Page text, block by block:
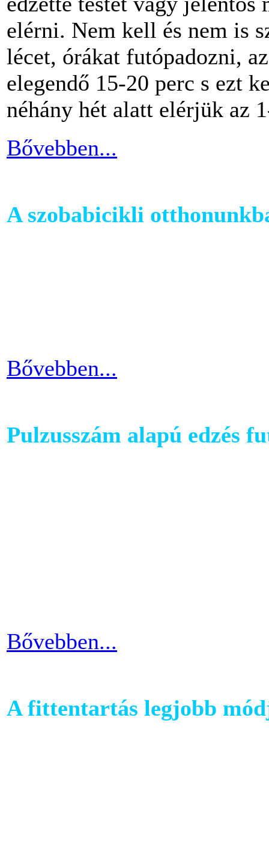
elérni. Nem kell és nem is
lécet, órákat futópadozni,
elegendő 15-20 perc s ezt
néhány hét alatt elérjük az
Bővebben...
A szobabicikli
Bővebben...
Pulzusszám alapú edzés
Bővebben...
A fittentartás legjobb